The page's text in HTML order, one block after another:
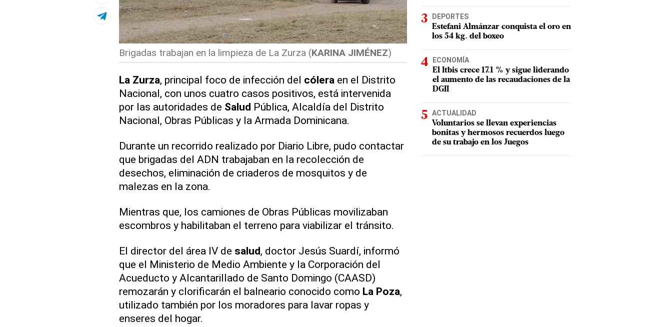
Brigadas trabajan en la limpieza de La Zurza (KARINA JIMÉNEZ)
La Zurza, principal foco de infección del cólera en el Distrito
Nacional, con unos cuatro casos positivos, está intervenida
por las autoridades de Salud Pública, Alcaldía del Distrito
Nacional, Obras Públicas y la Armada Dominicana.
Durante un recorrido realizado por Diario Libre, pudo contactar
que brigadas del ADN trabajaban en la recolección de
desechos, eliminación de criaderos de mosquitos y de
malezas en la zona.
Mientras que, los camiones de Obras Públicas movilizaban
escombros y habilitaban el terreno para viabilizar el tránsito.
El director del área IV de salud, doctor Jesús Suardí, informó
que el Ministerio de Medio Ambiente y la Corporación del
Acueducto y Alcantarillado de Santo Domingo (CAASD)
remozarán y clorificarán el balneario conocido como La Poza,
utilizado también por los moradores para lavar ropas y
enseres del hogar.
DEPORTES
Estefani Almánzar conquista el oro en
los 54 kg. del boxeo
ECONOMÍA
El Itbis crece 17.1 % y sigue liderando
el aumento de las recaudaciones de la
DGII
ACTUALIDAD
Voluntarios se llevan experiencias
bonitas y hermosos recuerdos luego
de su trabajo en los Juegos